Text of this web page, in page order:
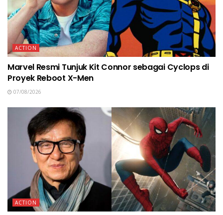
ACTION
Marvel Resmi Tunjuk Kit Connor sebagai Cyclops di
Proyek Reboot X-Men
07/08/2026
ACTION